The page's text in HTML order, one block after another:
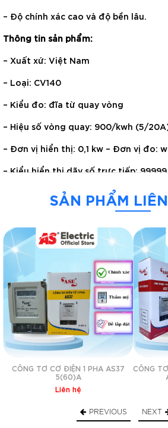
– Độ chính xác cao và độ bền lâu.
Thông tin sản phẩm:
– Xuất xứ: Việt Nam
– Loại: CV140
– Kiểu đo: đĩa từ quay vòng
– Hiệu số vòng quay: 900/kwh (5/
– Đơn vị hiển thị: 0,1 kw – Đơn vị đo:
– Kiểu hiển thị dãy số trực tiếp:
– Dòng điện 1 pha: 2 dây – nóng và lạnh
– Dòng điện danh định: 220V
– Tần số lưới điện: 50Hz
– Dòng điện định mức: 5A có thể sử
Trình
chơi
Video
SẢN PHẨM
PREVIOUS
CÔNG TƠ CƠ ĐIỆN 1 PHA AS37
5(60)A
Liên hệ
CÔNG
NEXT